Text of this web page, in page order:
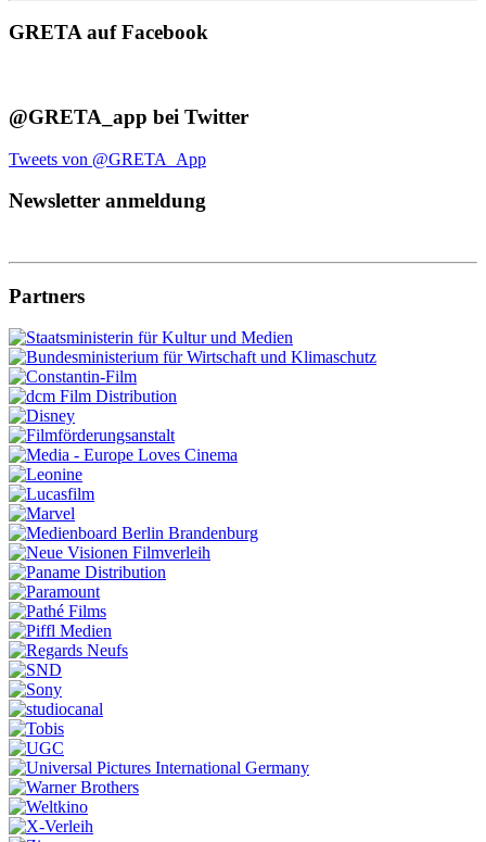
GRETA auf Facebook
@GRETA_app bei Twitter
Tweets von @GRETA_App
Newsletter anmeldung
Partners